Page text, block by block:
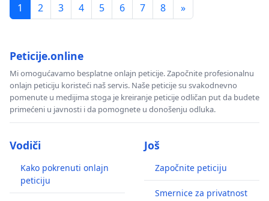
1
2 3 4 5 6 7 8 »
Peticije.online
Mi omogućavamo besplatne onlajn peticije. Započnite profesionalnu
onlajn peticiju koristeći naš servis. Naše peticije su svakodnevno
pomenute u medijima stoga je kreiranje peticije odličan put da budete
primećeni u javnosti i da pomognete u donošenju odluka.
Vodiči
Kako pokrenuti onlajn
peticiju
Još
Započnite peticiju
Smernice za privatnost